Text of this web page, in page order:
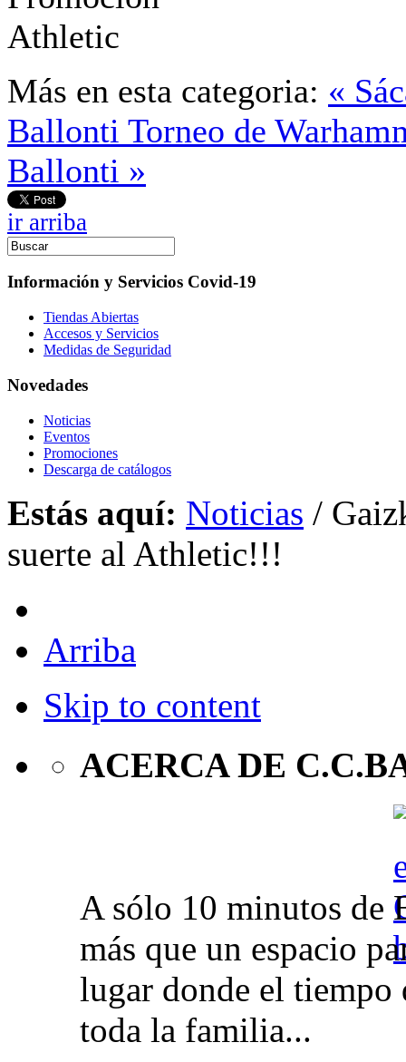
Más en esta categoria: «
Ballonti Torneo de
Ballonti »
ir arriba
Información y Servicios Covid-19
Tiendas Abiertas
Accesos y Servicios
Medidas de Seguridad
Novedades
Noticias
Eventos
Promociones
Descarga de catálogos
Estás aquí: Noticias /
suerte al Athletic!!!
Arriba
Skip to content
ACERCA DE
A sólo 10 minutos de
más que un espacio
lugar donde el tiempo
toda la familia...